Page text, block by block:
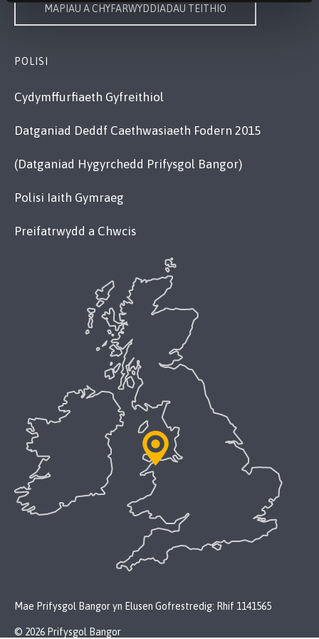
MAPIAU A CHYFARWYDDIADAU TEITHIO
POLISI
Cydymffurfiaeth Gyfreithiol
Datganiad Deddf Caethwasiaeth Fodern 2015
(Datganiad Hygyrchedd Prifysgol Bangor)
Polisi Iaith Gymraeg
Preifatrwydd a Chwcis
Mae Prifysgol Bangor yn Elusen Gofrestredig: Rhif 1141565
© 2026 Prifysgol Bangor